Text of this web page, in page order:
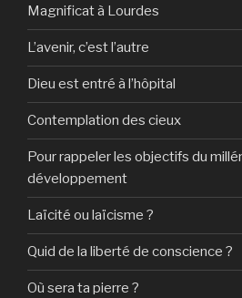
Magnificat à Lourdes
L’avenir, c’est l’autre
Dieu est entré à l’hôpital
Contemplation des cieux
Pour rappeler les objectifs du
développement
Laïcité ou laïcisme ?
Quid de la liberté de conscience ?
Où sera ta pierre ?